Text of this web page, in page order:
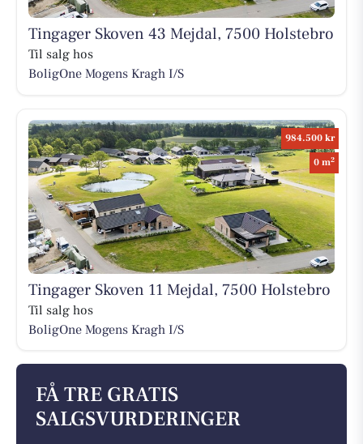
Tingager Skoven 43 Mejdal, 7500 Holstebro
Til salg hos
BoligOne Mogens Kragh I/S
984.500 kr
0 m2
Tingager Skoven 11 Mejdal, 7500 Holstebro
Til salg hos
BoligOne Mogens Kragh I/S
FÅ TRE GRATIS
SALGSVURDERINGER